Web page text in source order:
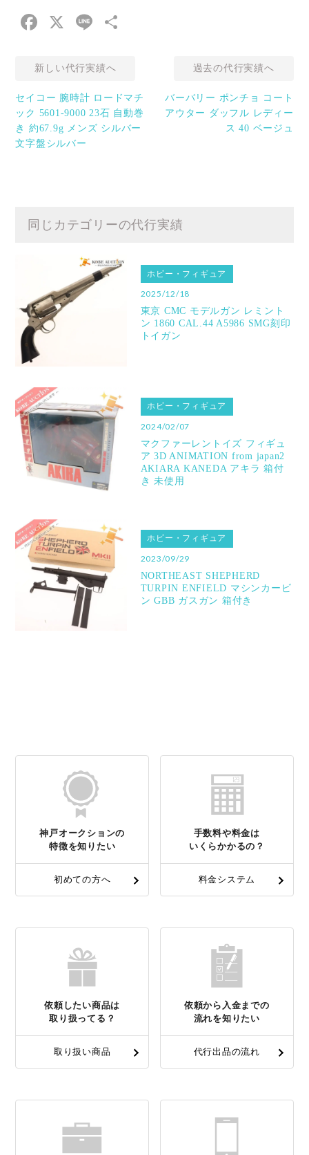
Facebook
X Line
新しい代行実績へ
セイコー 腕時計 ロードマチ
ック 5601-9000 23石 自動巻
き 約67.9g メンズ シルバー
文字盤シルバー
過去の代行実績へ
バーバリー ポンチョ コート
アウター ダッフル レディー
ス 40 ベージュ
同じカテゴリーの代行実績
ホビー・フィギュア
2025/12/18
東京 CMC モデルガン レミント
ン 1860 CAL.44 A5986 SMG刻印
トイガン
ホビー・フィギュア
2024/02/07
マクファーレントイズ フィギュ
ア 3D ANIMATION from japan2
AKIARA KANEDA アキラ 箱付
き 未使用
ホビー・フィギュア
2023/09/29
NORTHEAST SHEPHERD
TURPIN ENFIELD マシンカービ
ン GBB ガスガン 箱付き
神戸オークションの
特徴を知りたい
初めての方へ
手数料や料金は
いくらかかるの？
料金システム
依頼したい商品は
取り扱ってる？
取り扱い商品
依頼から入金までの
流れを知りたい
代行出品の流れ